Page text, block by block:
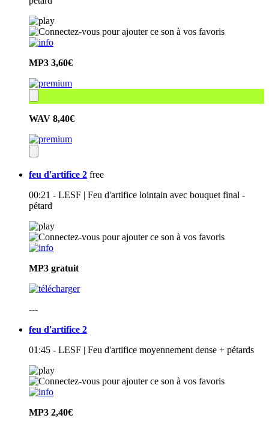
MP3 3,60€
WAV 8,40€
feu d'artifice 2 free
00:21 - LESF | Feu d'artifice lointain avec bouquet final -
pétard
MP3 gratuit
---
feu d'artifice 2
01:45 - LESF | Feu d'artifice moyennement dense + pétards
MP3 2,40€